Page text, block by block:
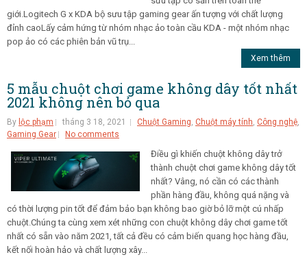
giới.Logitech G x KDA bộ sưu tập gaming gear ấn tượng với chất lượng
đỉnh caoLấy cảm hứng từ nhóm nhạc ảo toàn cầu KDA - một nhóm nhạc
pop ảo có các phiên bản vũ trụ...
Xem thêm
5 mẫu chuột chơi game không dây tốt nhất
2021 không nên bỏ qua
By lộc phạm tháng 3 18, 2021 Chuột Gaming Chuột máy tính Công nghệ
Gaming Gear
No comments
Điều gì khiến chuột không dây trở
thành chuột chơi game không dây tốt
nhất? Vâng, nó cần có các thành
phần hàng đầu, không quá nặng và
có thời lượng pin tốt để đảm bảo bạn không bao giờ bỏ lỡ một cú nhấp
chuột.Chúng ta cùng xem xét những con chuột không dây chơi game tốt
nhất có sẵn vào năm 2021, tất cả đều có cảm biến quang học hàng đầu,
kết nối hoàn hảo và chất lượng xây...